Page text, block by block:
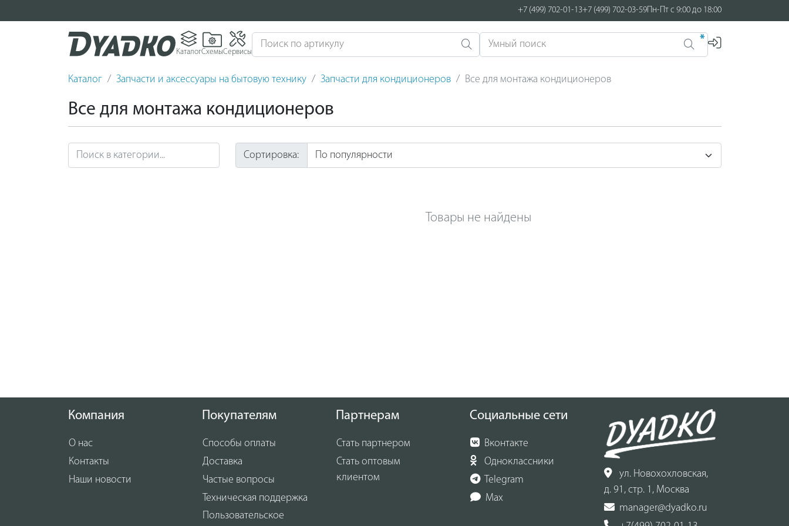
+7 (499) 702-01-13+7 (499) 702-03-59Пн-Пт с 9:00 до 18:00
КаталогСхемыСервисы
*
Каталог Запчасти и аксессуары на бытовую технику Запчасти для кондиционеров Все для монтажа кондиционеров
Все для монтажа кондиционеров
Сортировка:
Товары не найдены
Компания
О нас
Контакты
Наши новости
Покупателям
Способы оплаты
Доставка
Частые вопросы
Техническая поддержка
Пользовательское
Партнерам
Стать партнером
Стать оптовым
клиентом
Социальные сети
Вконтакте
Одноклассники
Telegram
Max
ул. Новохохловская,
д. 91, стр. 1, Москва
manager@dyadko.ru